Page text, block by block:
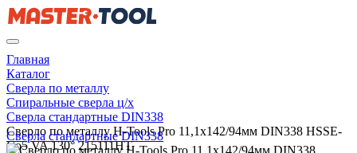
Главная
Каталог
Сверла по металлу
Спиральные сверла ц/х
Сверла стандартные DIN338
Сверло по металлу H-Tools Pro 11,1x142/94мм DIN338 HSSE-
Co5 VA 130° 215111HT
Сверла стандартные DIN338